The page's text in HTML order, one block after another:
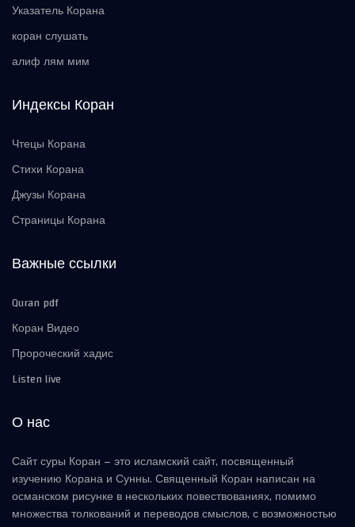
Указатель Корана
коран слушать
алиф лям мим
Индексы Коран
Чтецы Корана
Стихи Корана
Джузы Корана
Страницы Корана
Важные ссылки
Quran pdf
Коран Видео
Пророческий хадис
Listen live
О нас
Сайт суры Коран – это исламский сайт, посвященный
изучению Корана и Сунны. Священный Коран написан на
османском рисунке в нескольких повествованиях, помимо
множества толкований и переводов смыслов, с возможностью